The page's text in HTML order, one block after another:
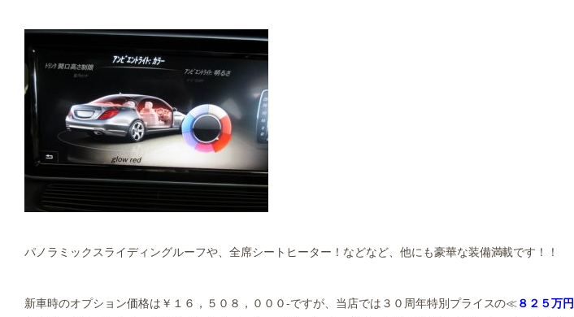
パノラミックスライディングルーフや、全席シートヒーター！などなど、他にも豪華な装備満載です！！
新車時のオプション価格は￥１６，５０８，０００-ですが、当店では３０周年特別プライスの≪８２５万円